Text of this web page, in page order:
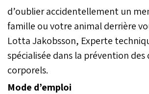
d’oublier accidentellement un
famille ou votre animal derrière
Lotta Jakobsson, Experte
spécialisée dans la prévention
corporels.
Mode d’emploi